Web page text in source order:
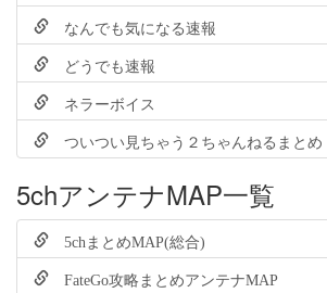
なんでも気になる速報
どうでも速報
ネラーボイス
ついつい見ちゃう２ちゃんねるまとめ
5chアンテナMAP一覧
5chまとめMAP(総合)
FateGo攻略まとめアンテナMAP